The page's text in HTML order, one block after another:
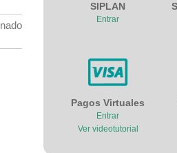
SIPLAN
Entrar
Pagos Virtuales
Entrar
Ver videotutorial